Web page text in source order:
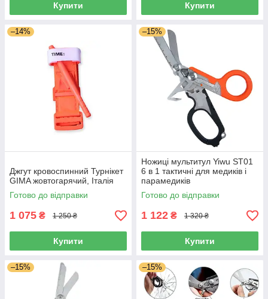
Купити Купити
–14%
Джгут кровоспинний Турнікет
GIMA жовтогарячий, Італія
Готово до відправки
1 075 ₴ 1 250 ₴
Купити
–15%
Ножиці мультитул Yiwu ST01
6 в 1 тактичні для медиків і
парамедиків
Готово до відправки
1 122 ₴ 1 320 ₴
Купити
–15% –15%